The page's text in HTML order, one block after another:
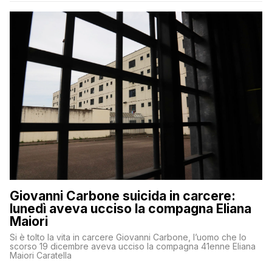
Giovanni Carbone suicida in carcere:
lunedì aveva ucciso la compagna Eliana
Maiori
Si è tolto la vita in carcere Giovanni Carbone, l’uomo che lo
scorso 19 dicembre aveva ucciso la compagna 41enne Eliana
Maiori Caratella